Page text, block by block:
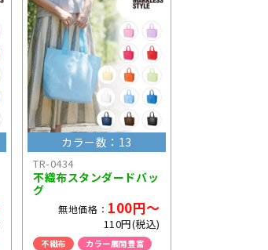
カラー数：13
TR-0434
不織布スタンダードバッ
グ
無地価格： 100円～
110円(税込)
不織布
カラー展開豊富